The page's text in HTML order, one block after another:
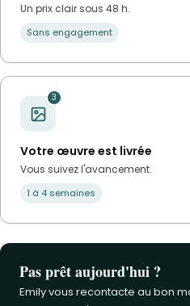
Un prix clair sous 48 h.
Sans engagement
3
Votre œuvre est livrée
Vous suivez l'avancement.
1 à 4 semaines
Pas prêt aujourd'hui ?
Emily vous recontacte au bon